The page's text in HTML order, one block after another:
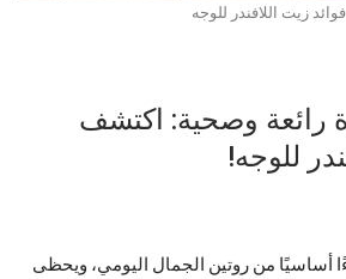
فوائد زيت اللافندر للوجه
رائعة وصحية: اكتشف
للوجه!
أساسيًا من روتين الجمال اليومي، ويحظى